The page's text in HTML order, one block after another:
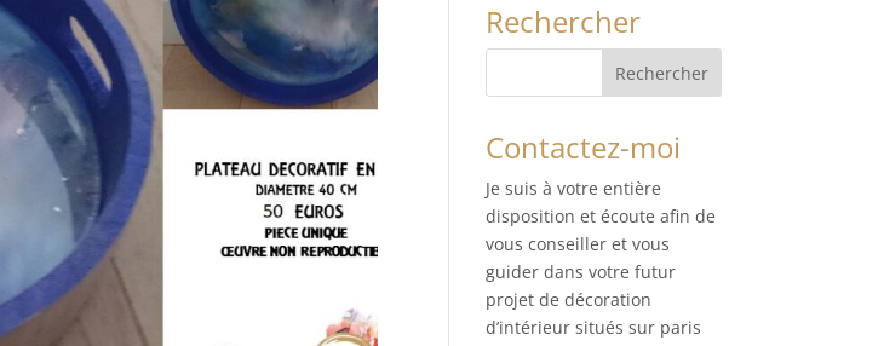
Rechercher
Contactez-moi
Je suis à votre entière
disposition et écoute afin de
vous conseiller et vous
guider dans votre futur
projet de décoration
d’intérieur situés sur paris